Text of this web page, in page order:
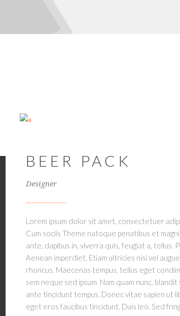
BEER PACK
Designer
Lorem ipsum dolor sit amet, consectetuer
Cum sociis Theme natoque penatibus et
ante, dapibus in, viverra quis, feugiat a,
Aenean imperdiet. Etiam ultricies nisi vel
rhoncus. Maecenas tempus, tellus eget
sem neque sed ipsum. Nam quam nunc,
ante tincidunt tempus. Donec vitae sapien ut
eget eros faucibus tincidunt. Duis leo. Sed